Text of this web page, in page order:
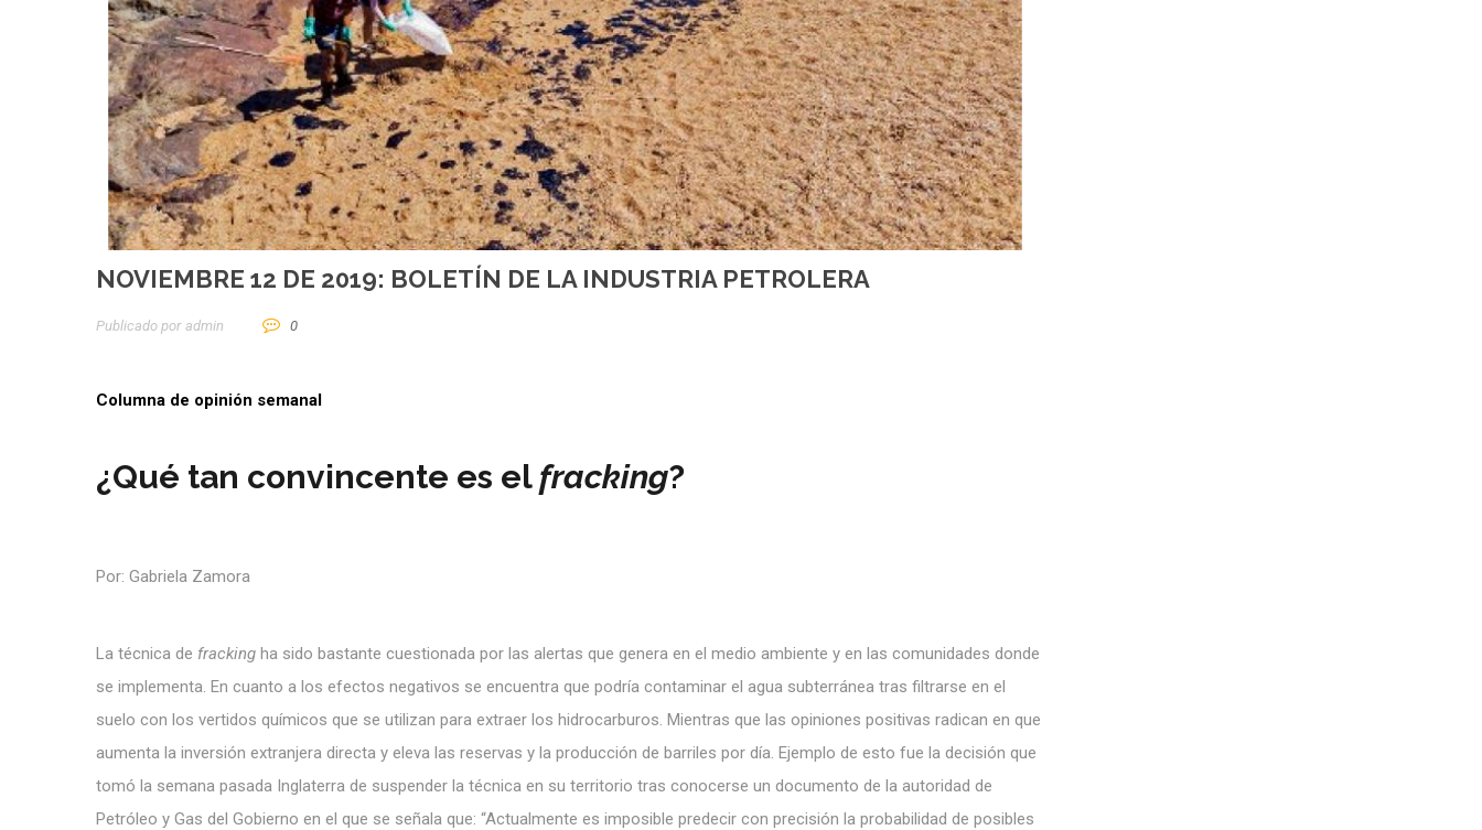
NOVIEMBRE 12 DE 2019: BOLETÍN DE LA INDUSTRIA PETROLERA
Publicado por Admin 0
Columna de opinión semanal
¿Qué tan convincente es elfracking?
Por: Gabriela Zamora
La técnica de fracking ha sido bastante cuestionada por las alertas que genera en el medio ambiente y en las comunidades donde
se implementa. En cuanto a los efectos negativos se encuentra que podría contaminar el agua subterránea tras filtrarse en el
suelo con los vertidos químicos que se utilizan para extraer los hidrocarburos. Mientras que las opiniones positivas radican en que
aumenta la inversión extranjera directa y eleva las reservas y la producción de barriles por día. Ejemplo de esto fue la decisión que
tomó la semana pasada Inglaterra de suspender la técnica en su territorio tras conocerse un documento de la autoridad de
Petróleo y Gas del Gobierno en el que se señala que: “Actualmente es imposible predecir con precisión la probabilidad de posibles